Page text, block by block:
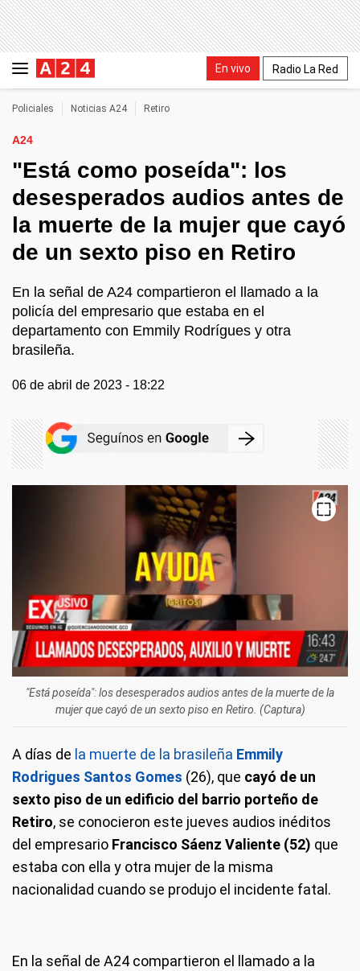
En vivo Radio La Red
Policiales Noticias A24 Retiro
A24
"Está como poseída": los
desesperados audios antes de
la muerte de la mujer que cayó
de un sexto piso en Retiro
En la señal de A24 compartieron el llamado a la
policía del empresario que estaba en el
departamento con Emmily Rodrígues y otra
brasileña.
06 de abril de 2023 - 18:22
"Está poseída": los desesperados audios antes de la muerte de la
mujer que cayó de un sexto piso en Retiro. (Captura)
A días de la muerte de la brasileña Emmily
Rodrigues Santos Gomes (26), que cayó de un
sexto piso de un edificio del barrio porteño de
Retiro, se conocieron este jueves audios inéditos
del empresario Francisco Sáenz Valiente (52) que
estaba con ella y otra mujer de la misma
nacionalidad cuando se produjo el incidente fatal.
En la señal de A24 compartieron el llamado a la